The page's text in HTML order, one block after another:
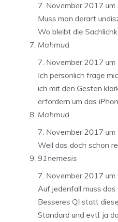
7. November 2017
Muss man derart
Wo bleibt die
Mahmud
7. November 2017
Ich persönlich frage
ich mit den Gesten
erfordern um das
Mahmud
7. November 2017
Weil das doch schon
91nemesis
7. November 2017
Auf jedenfall muss
Besseres QI statt
Standard und evtl. ja